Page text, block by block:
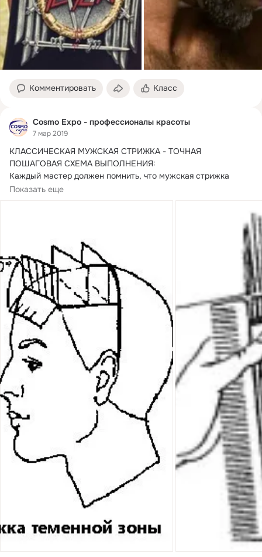
Комментировать Класс
Cosmo Expo - профессионалы красоты
7 мар 2019
КЛАССИЧЕСКАЯ МУЖСКАЯ СТРИЖКА - ТОЧНАЯ
ПОШАГОВАЯ СХЕМА ВЫПОЛНЕНИЯ:
Каждый мастер должен помнить, что мужская стрижка
характеризуется...
Показать еще